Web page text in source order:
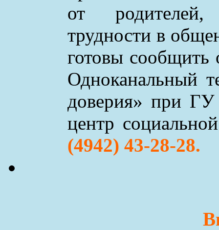
от
трудности в
готовы сообщить
Одноканальный
доверия» при ГУ
центр
(4942) 43-28-28.